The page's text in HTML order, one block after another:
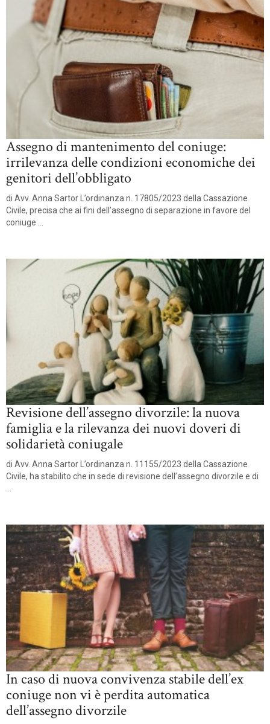
Assegno di mantenimento del coniuge:
irrilevanza delle condizioni economiche dei
genitori dell’obbligato
di Avv. Anna Sartor L’ordinanza n. 17805/2023 della Cassazione
Civile, precisa che ai fini dell’assegno di separazione in favore del
coniuge ...
Revisione dell’assegno divorzile: la nuova
famiglia e la rilevanza dei nuovi doveri di
solidarietà coniugale
di Avv. Anna Sartor L’ordinanza n. 11155/2023 della Cassazione
Civile, ha stabilito che in sede di revisione dell’assegno divorzile e di
...
In caso di nuova convivenza stabile dell’ex
coniuge non vi è perdita automatica
dell’assegno divorzile